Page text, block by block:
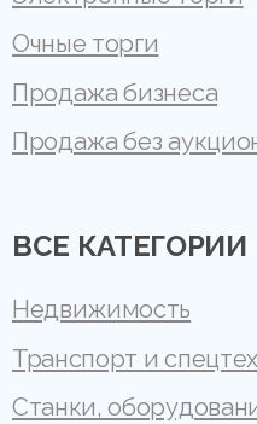
Очные торги
Продажа бизнеса
Продажа без
ВСЕ КАТЕГОРИИ
Недвижимость
Транспорт и
Станки,